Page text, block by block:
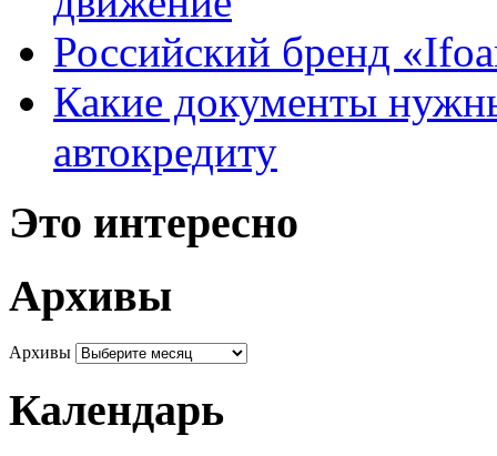
Российский бренд
Какие документы
автокредиту
Это интересно
Архивы
Архивы
Календарь